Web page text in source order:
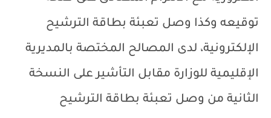
توقيعه وكذا وصل تعبئة بطاقة الترشيح
الإلكترونية، لدى المصالح المختصة بالمديرية
الإقليمية للوزارة مقابل التأشير على النسخة
الثانية من وصل تعبئة بطاقة الترشيح